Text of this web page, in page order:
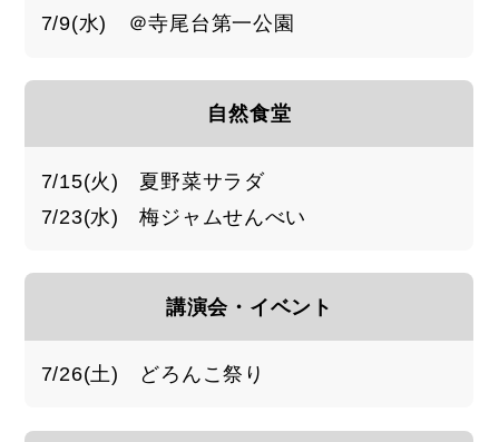
7/9(水) ＠寺尾台第一公園
自然食堂
7/15(火) 夏野菜サラダ
7/23(水) 梅ジャムせんべい
講演会・イベント
7/26(土) どろんこ祭り